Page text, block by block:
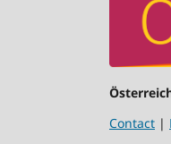
Contact |